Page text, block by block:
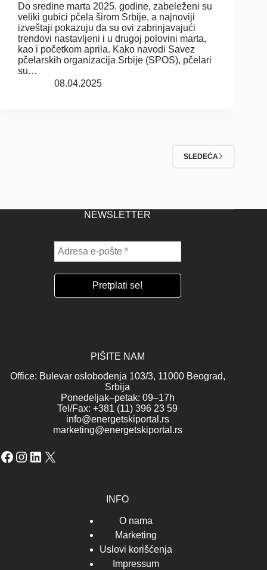
Do sredine marta 2025. godine, zabeleženi su
veliki gubici pčela širom Srbije, a najnoviji
izveštaji pokazuju da su ovi zabrinjavajući
trendovi nastavljeni i u drugoj polovini marta,
kao i početkom aprila. Kako navodi Savez
pčelarskih organizacija Srbije (SPOS), pčelari
su…
08.04.2025
SLEDEĆA
NEWSLETTER
PIŠITE NAM
Office: Bulevar oslobođenja 103/3, 11000 Beograd,
Srbija
Ponedeljak–petak: 09–17h
Tel/Fax: +381 (11) 396 23 59
info@energetskiportal.rs
marketing@energetskiportal.rs
Facebook
Instagram
LinkedIn
X
INFO
O nama
Marketing
Uslovi korišćenja
Impressum